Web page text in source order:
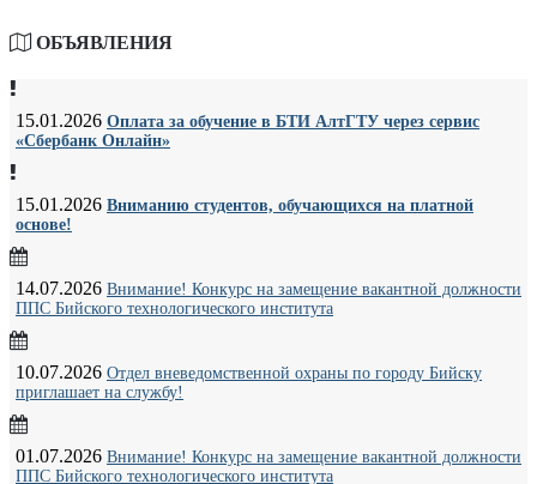
ОБЪЯВЛЕНИЯ
15.01.2026 Оплата за обучение в БТИ АлтГТУ через сервис
«Сбербанк Онлайн»
15.01.2026 Вниманию студентов, обучающихся на платной
основе!
14.07.2026 Внимание! Конкурс на замещение вакантной должности
ППС Бийского технологического института
10.07.2026 Отдел вневедомственной охраны по городу Бийску
приглашает на службу!
01.07.2026 Внимание! Конкурс на замещение вакантной должности
ППС Бийского технологического института